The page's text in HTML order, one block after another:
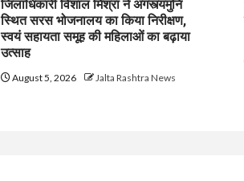
जिलाधिकारी विशाल मिश्रा ने अगस्त्यमुनि
स्थित सरस भोजनालय का किया निरीक्षण,
स्वयं सहायता समूह की महिलाओं का बढ़ाया
उत्साह
August 5, 2026 Jalta Rashtra News